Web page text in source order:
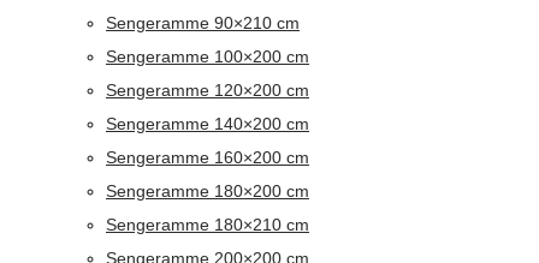
Sengeramme 90×210 cm
Sengeramme 100×200 cm
Sengeramme 120×200 cm
Sengeramme 140×200 cm
Sengeramme 160×200 cm
Sengeramme 180×200 cm
Sengeramme 180×210 cm
Sengeramme 200×200 cm